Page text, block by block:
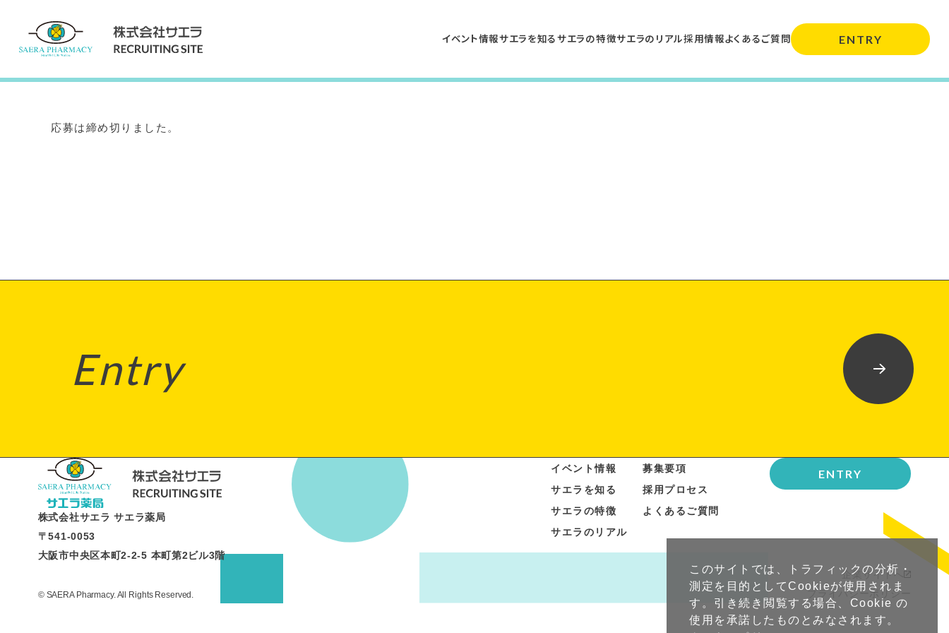
イベント情報サエラを知るサエラの特徴サエラのリアル採用情報よくあるご質問 ENTRY
Internship
応募は締め切りました。
Entry
株式会社サエラ サエラ薬局
〒541-0053
大阪市中央区本町2-2-5 本町第2ビル3階
イベント情報
サエラを知る
サエラの特徴
サエラのリアル
募集要項
採用プロセス
よくあるご質問
ENTRY
© SAERA Pharmacy. All Rights Reserved.
企業サイトへ
プライバシーポリシー
このサイトでは、トラフィックの分析・
測定を目的としてCookieが使用されま
す。引き続き閲覧する場合、Cookie の
使用を承諾したものとみなされます。